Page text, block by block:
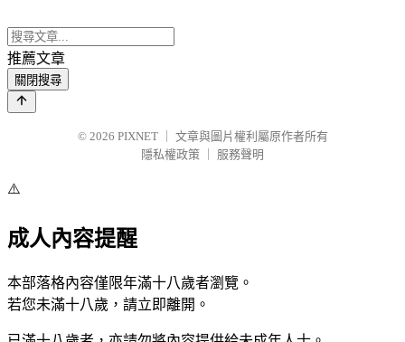
推薦文章
關閉搜尋
© 2026 PIXNET
文章與圖片權利屬原作者所有
隱私權政策
服務聲明
⚠️
成人內容提醒
本部落格內容僅限年滿十八歲者瀏覽。
若您未滿十八歲，請立即離開。